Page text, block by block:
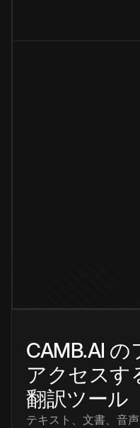
CAMB.AI
アクセスす
翻訳ツール
テキスト、文書、音